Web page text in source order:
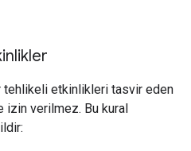
etkinlikleri tasvir eden
izin verilmez. Bu kural